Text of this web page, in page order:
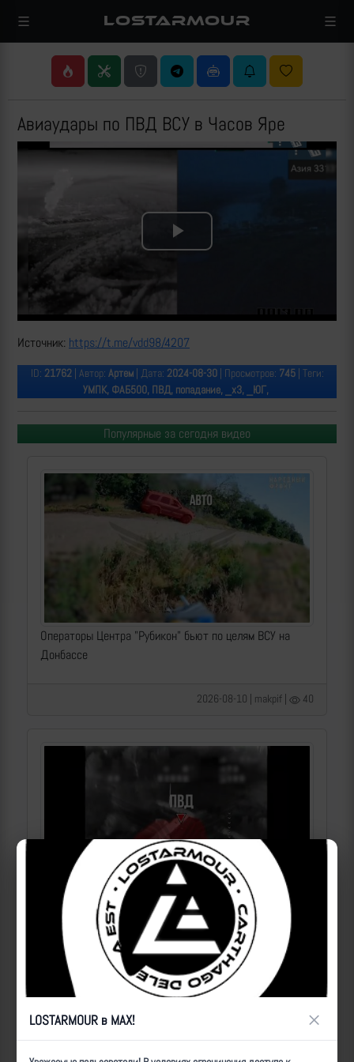
LOSTARMOUR
Авиаудары по ПВД ВСУ в Часов Яре
Play
Источник: https://t.me/vdd98/4207
ID: 21762| Автор: Артем| Дата: 2024-08-30| Просмотров: 745| Теги:
УМПК, ФАБ500, ПВД, попадание, _х3, _ЮГ,
Популярные за сегодня видео
Операторы Центра "Рубикон" бьют по целям ВСУ на
Донбассе
2026-08-10 | makpif | 40
Операторы Центра "Рубикон" бьют по целям ВСУ на
Белгородском направлении
2026-08-10 | makpif |
Операторы Центра "Рубикон" бьют по целям ВСУ на
LOSTARMOUR в MAX! ×